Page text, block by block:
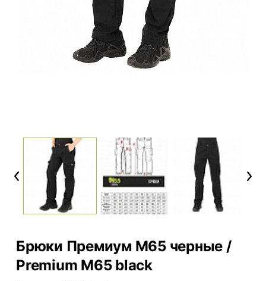
Previous Next
Брюки Премиум M65 черные /
Premium M65 black